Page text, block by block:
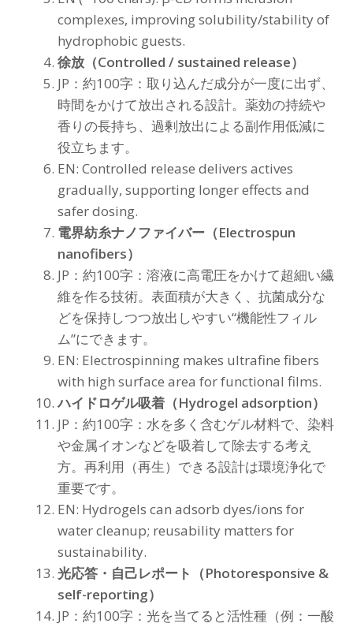
complexes, improving solubility/stability of
hydrophobic guests.
徐放（Controlled / sustained release）
JP：約100字：取り込んだ成分が一度に出ず、
時間をかけて放出される設計。薬効の持続や
香りの長持ち、過剰放出による副作用低減に
役立ちます。
EN: Controlled release delivers actives
gradually, supporting longer effects and
safer dosing.
電界紡糸ナノファイバー（Electrospun
nanofibers）
JP：約100字：溶液に高電圧をかけて超細い繊
維を作る技術。表面積が大きく、抗菌成分な
どを保持しつつ放出しやすい“機能性フィル
ム”にできます。
EN: Electrospinning makes ultrafine fibers
with high surface area for functional films.
ハイドロゲル吸着（Hydrogel adsorption）
JP：約100字：水を多く含むゲル材料で、染料
や金属イオンなどを吸着して除去する考え
方。再利用（再生）できる設計は環境浄化で
重要です。
EN: Hydrogels can adsorb dyes/ions for
water cleanup; reusability matters for
sustainability.
光応答・自己レポート（Photoresponsive &
self-reporting）
JP：約100字：光を当てると活性種（例：一酸